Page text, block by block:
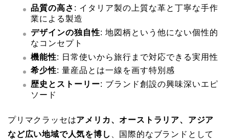
品質の高さ : イタリア製の上質な革と丁寧な手作
業による製造
デザインの独自性: 地図柄という他にない個性的
なコンセプト
機能性: 日常使いから旅行まで対応できる実用性
希少性: 量産品とは一線を画す特別感
歴史とストーリー: ブランド創設の興味深いエピ
ソード
プリマクラッセはアメリカ、オーストラリア、アジア
など広い地域で人気を博し
、国際的なブランドとして